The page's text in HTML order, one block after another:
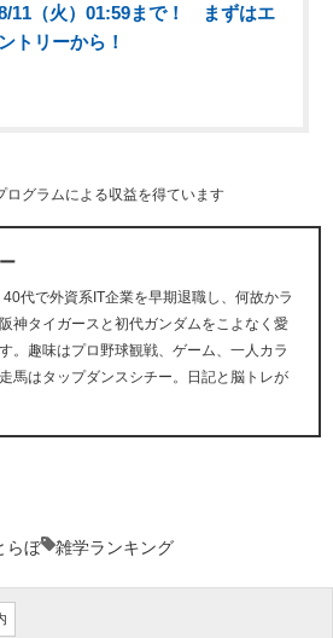
11（火）01:59まで！ まずはエ
ントリーから！
グラムによる収益を得ています
代で外資系IT企業を早期退職し、何故かラ
神タイガースと初代ガンダムをこよなく愛
。趣味はプロ野球観戦、ゲーム、一人カラ
馬はタップダンスシチー。日記と脳トレが
らぼ 雑学ランキング